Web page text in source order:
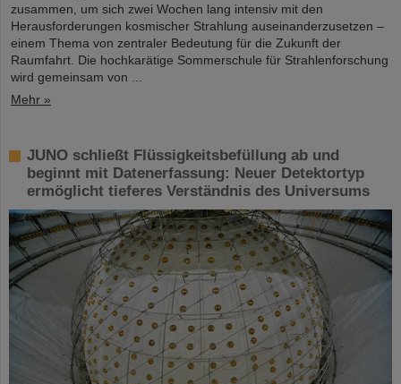
zusammen, um sich zwei Wochen lang intensiv mit den
Herausforderungen kosmischer Strahlung auseinanderzusetzen –
einem Thema von zentraler Bedeutung für die Zukunft der
Raumfahrt. Die hochkarätige Sommerschule für Strahlenforschung
wird gemeinsam von ...
Mehr »
JUNO schließt Flüssigkeitsbefüllung ab und
beginnt mit Datenerfassung: Neuer Detektortyp
ermöglicht tieferes Verständnis des Universums